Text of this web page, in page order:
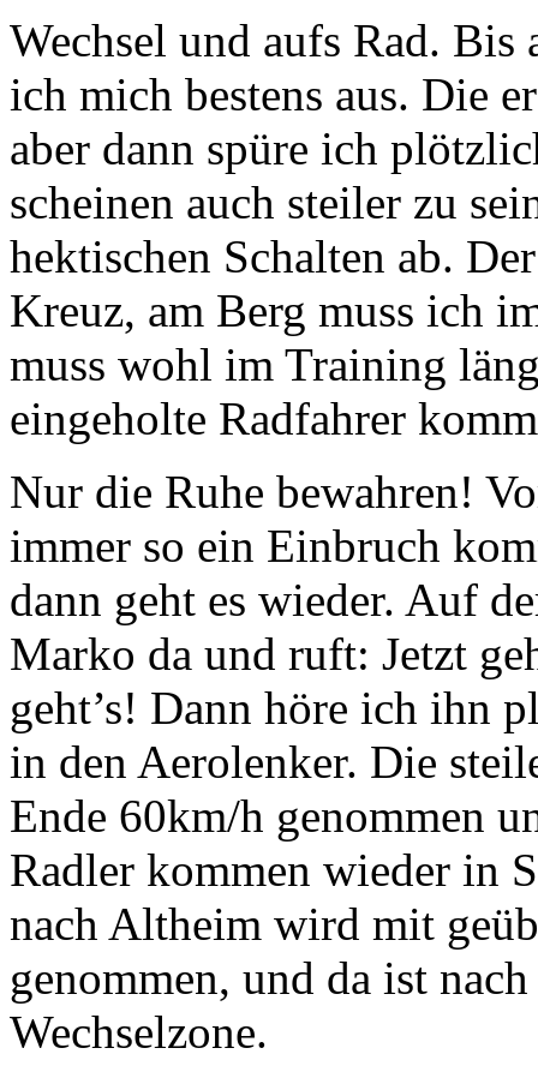
Wechsel und aufs Rad. Bis
ich mich bestens aus. Die
aber dann spüre ich
scheinen auch steiler zu
hektischen Schalten ab.
Kreuz, am Berg muss ich
muss wohl im Training
eingeholte Radfahrer
Nur die Ruhe bewahren!
immer so ein Einbruch
dann geht es wieder. Auf
Marko da und ruft: Jetzt
geht’s! Dann höre ich ihn
in den Aerolenker. Die
Ende 60km/h genommen
Radler kommen wieder in
nach Altheim wird mit
genommen, und da ist
Wechselzone.